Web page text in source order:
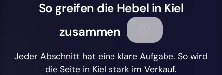
So greifen die Hebel in Kiel
zusammen
Jeder Abschnitt hat eine klare Aufgabe. So wird
die Seite in Kiel stark im Verkauf.